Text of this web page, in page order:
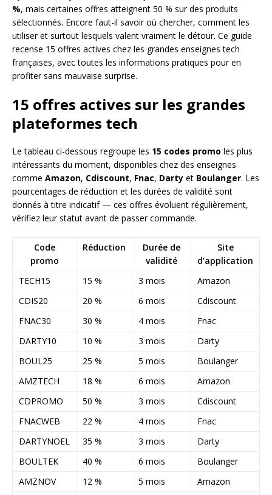
%, mais certaines offres atteignent 50 % sur des produits
sélectionnés. Encore faut-il savoir où chercher, comment les
utiliser et surtout lesquels valent vraiment le détour. Ce guide
recense 15 offres actives chez les grandes enseignes tech
françaises, avec toutes les informations pratiques pour en
profiter sans mauvaise surprise.
15 offres actives sur les grandes
plateformes tech
Le tableau ci-dessous regroupe les 15 codes promo les plus
intéressants du moment, disponibles chez des enseignes
comme Amazon, Cdiscount, Fnac, Darty et Boulanger. Les
pourcentages de réduction et les durées de validité sont
donnés à titre indicatif — ces offres évoluent régulièrement,
vérifiez leur statut avant de passer commande.
Code
promo
Réduction
Durée de
validité
Site
d’application
TECH15
15 % 3 mois
Amazon
CDIS20
20 % 6 mois
Cdiscount
FNAC30
30 % 4 mois
Fnac
DARTY10
10 % 3 mois
Darty
BOUL25
25 % 5 mois
Boulanger
AMZTECH
18 % 6 mois
Amazon
CDPROMO
50 % 3 mois
Cdiscount
FNACWEB
22 % 4 mois
Fnac
DARTYNOEL
35 % 3 mois
Darty
BOULTEK
40 % 6 mois
Boulanger
AMZNOV
12 % 5 mois
Amazon